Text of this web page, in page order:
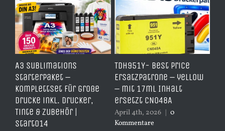
A3 Sublimations
Starterpaket –
Komplettset für große
Drucke inkl. Drucker,
Tinte & Zubehör |
Start014
TDH951Y- Best Price
Ersatzpatrone – yellow
– mit 17ml Inhalt
ersetzt CN048A
April 4th, 2026
0
Kommentare